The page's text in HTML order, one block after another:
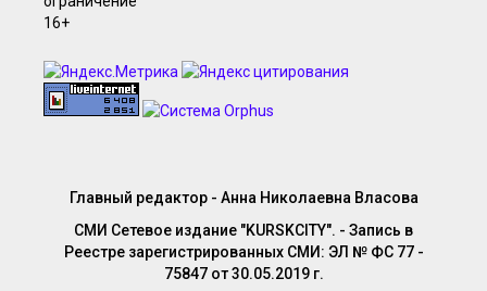
Главный редактор - Анна Николаевна Власова
СМИ Сетевое издание "KURSKCITY". - Запись в
Реестре зарегистрированных СМИ: ЭЛ № ФС 77 -
75847 от 30.05.2019 г.